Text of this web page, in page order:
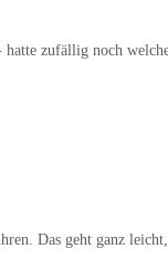
zufällig noch
Das geht ganz